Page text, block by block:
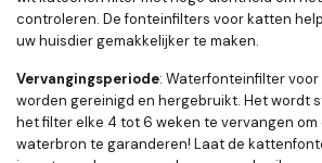
controleren. De fonteinfilters voor katten
uw huisdier gemakkelijker te maken.
Vervangingsperiode: Waterfonteinfilter
worden gereinigd en hergebruikt. Het wordt
het filter elke 4 tot 6 weken te vervangen om
waterbron te garanderen! Laat de